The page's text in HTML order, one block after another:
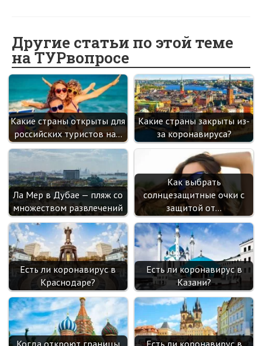
o
o
k
o
kl
as
sn
ik
i
er dI
n
es
t
a
m
Другие статьи по этой теме
на ТУРвопросе
Какие страны открыты для
российских туристов на…
Какие страны закрыты из-
за коронавируса?
Ла Мер в Дубае — пляж со
множеством развлечений
Как выбрать
солнцезащитные очки с
защитой от…
Есть ли коронавирус в
Краснодаре?
Есть ли коронавирус в
Казани?